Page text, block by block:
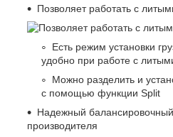
Позволяет работать с
Есть режим установки
удобно при работе с
Можно разделить и
с помощью функции Split
Надежный балансировочный
производителя